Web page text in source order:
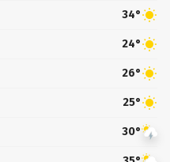
34°
24°
26°
25°
30°